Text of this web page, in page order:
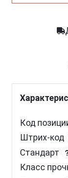
Код
Штрих-код
Стандарт
Класс